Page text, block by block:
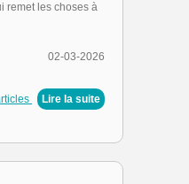
remet les choses à
02-03-2026
Lire la suite